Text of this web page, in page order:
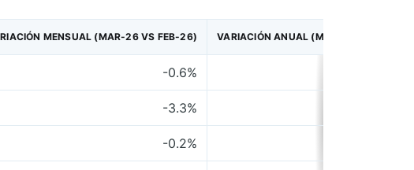
MENSUAL (MAR-26 VS FEB-26) VARIACIÓN ANUAL (MAR-26 VS MAR-25)
-0.6%
-3.3%
-0.2%